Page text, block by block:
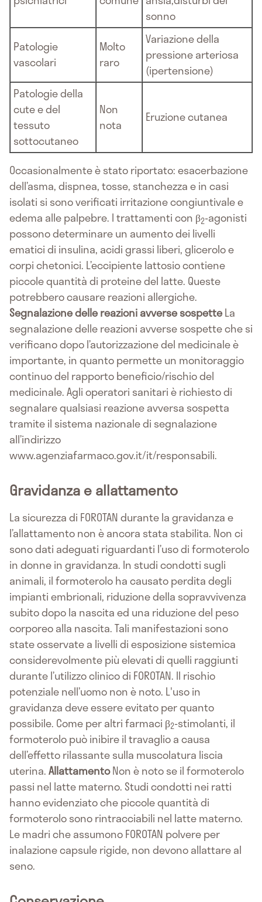
sonno
Patologie
vascolari
Molto
raro
Variazione della
pressione arteriosa
(ipertensione)
Patologie della
cute e del
tessuto
sottocutaneo
Non
nota
Eruzione cutanea
Occasionalmente è stato riportato: esacerbazione
dell’asma, dispnea, tosse, stanchezza e in casi
isolati si sono verificati irritazione congiuntivale e
edema alle palpebre. I trattamenti con β2-agonisti
possono determinare un aumento dei livelli
ematici di insulina, acidi grassi liberi, glicerolo e
corpi chetonici. L’eccipiente lattosio contiene
piccole quantità di proteine del latte. Queste
potrebbero causare reazioni allergiche.
Segnalazione delle reazioni avverse sospetteLa
segnalazione delle reazioni avverse sospette che si
verificano dopo l’autorizzazione del medicinale è
importante, in quanto permette un monitoraggio
continuo del rapporto beneficio/rischio del
medicinale. Agli operatori sanitari è richiesto di
segnalare qualsiasi reazione avversa sospetta
tramite il sistema nazionale di segnalazione
all’indirizzo
www.agenziafarmaco.gov.it/it/responsabili.
Gravidanza e allattamento
La sicurezza di FOROTAN durante la gravidanza e
l’allattamento non è ancora stata stabilita. Non ci
sono dati adeguati riguardanti l’uso di formoterolo
in donne in gravidanza. In studi condotti sugli
animali, il formoterolo ha causato perdita degli
impianti embrionali, riduzione della sopravvivenza
subito dopo la nascita ed una riduzione del peso
corporeo alla nascita. Tali manifestazioni sono
state osservate a livelli di esposizione sistemica
considerevolmente più elevati di quelli raggiunti
durante l’utilizzo clinico di FOROTAN. Il rischio
potenziale nell’uomo non è noto. L'uso in
gravidanza deve essere evitato per quanto
possibile. Come per altri farmaci β2-stimolanti, il
formoterolo può inibire il travaglio a causa
dell’effetto rilassante sulla muscolatura liscia
uterina.AllattamentoNon è noto se il formoterolo
passi nel latte materno. Studi condotti nei ratti
hanno evidenziato che piccole quantità di
formoterolo sono rintracciabili nel latte materno.
Le madri che assumono FOROTAN polvere per
inalazione capsule rigide, non devono allattare al
seno.